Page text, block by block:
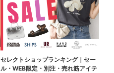
セレクトショップランキング｜セー
ル・WEB限定・別注・売れ筋アイテ